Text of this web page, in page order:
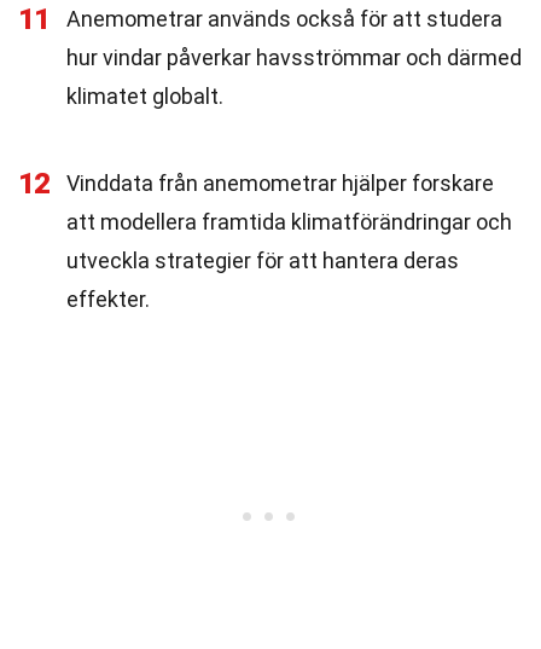
11
Anemometrar används också för att studera
hur vindar påverkar havsströmmar och därmed
klimatet globalt.
12
Vinddata från anemometrar hjälper forskare
att modellera framtida klimatförändringar och
utveckla strategier för att hantera deras
effekter.